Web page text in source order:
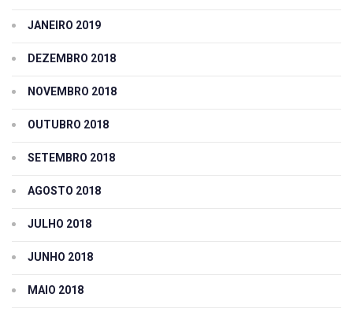
JANEIRO 2019
DEZEMBRO 2018
NOVEMBRO 2018
OUTUBRO 2018
SETEMBRO 2018
AGOSTO 2018
JULHO 2018
JUNHO 2018
MAIO 2018